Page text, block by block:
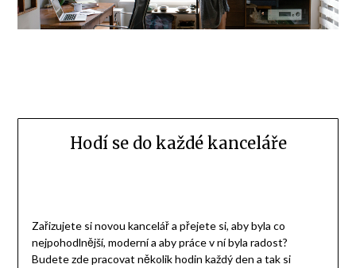
Hodí se do každé kanceláře
Zařizujete si novou kancelář a přejete si, aby byla co
nejpohodlnější, moderní a aby práce v ní byla radost?
Budete zde pracovat několik hodin každý den a tak si